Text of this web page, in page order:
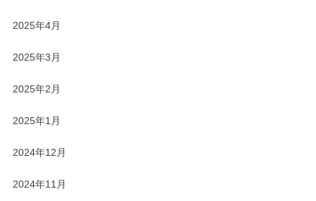
2025年4月
2025年3月
2025年2月
2025年1月
2024年12月
2024年11月